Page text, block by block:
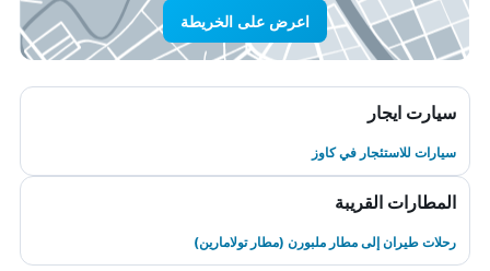
اعرض على الخريطة
سيارت ايجار
سيارات للاستئجار في كاوز
المطارات القريبة
رحلات طيران إلى مطار ملبورن (مطار تولامارين)